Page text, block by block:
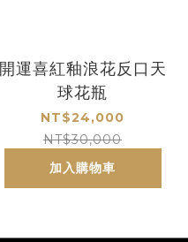
開運喜紅釉浪花反口天
球花瓶
NT$24,000
NT$30,000
加入購物車